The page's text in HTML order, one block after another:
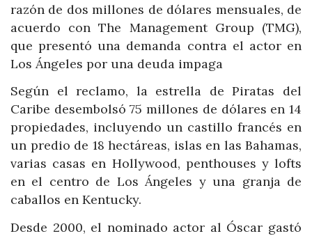
razón de dos millones de dólares mensuales, de
acuerdo con The Management Group (TMG),
que presentó una demanda contra el actor en
Los Ángeles por una deuda impaga
Según el reclamo, la estrella de Piratas del
Caribe desembolsó 75 millones de dólares en 14
propiedades, incluyendo un castillo francés en
un predio de 18 hectáreas, islas en las Bahamas,
varias casas en Hollywood, penthouses y lofts
en el centro de Los Ángeles y una granja de
caballos en Kentucky.
Desde 2000, el nominado actor al Óscar gastó